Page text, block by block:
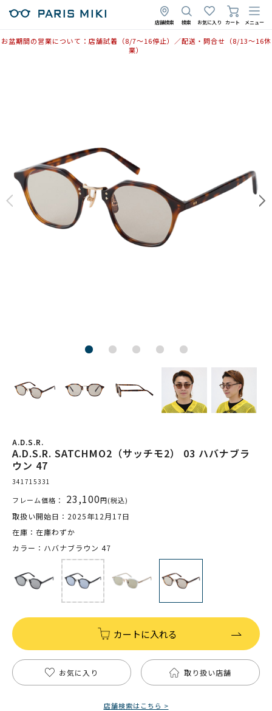
店舗検索 検索 お気に入り カート メニュー
お盆期間の営業について：店舗試着（8/7〜16停止）／配送・問合せ（8/13〜16休
業）
A.D.S.R.
A.D.S.R. SATCHMO2（サッチモ2） 03 ハバナブラ
ウン 47
341715331
フレーム価格： 23,100円(税込)
取扱い開始日：2025年12月17日
在庫：在庫わずか
カラー：ハバナブラウン 47
カートに入れる
お気に入り 取り扱い店舗
店舗検索はこちら >
2026年7月14日